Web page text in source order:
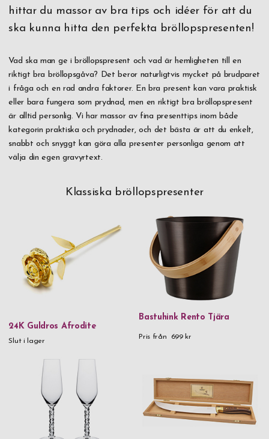
hittar du massor av bra tips och idéer för att du
ska kunna hitta den perfekta bröllopspresenten!
Vad ska man ge i bröllopspresent och vad är hemligheten till en
riktigt bra bröllopsgåva? Det beror naturligtvis mycket på brudparet
i fråga och en rad andra faktorer. En bra present kan vara praktisk
eller bara fungera som prydnad, men en riktigt bra bröllopspresent
är alltid personlig. Vi har massor av fina presenttips inom både
kategorin praktiska och prydnader, och det bästa är att du enkelt,
snabbt och snyggt kan göra alla presenter personliga genom att
välja din egen gravyrtext.
Klassiska bröllopspresenter
24K Guldros Afrodite
Slut i lager
Bastuhink Rento Tjära
Pris från 699 kr